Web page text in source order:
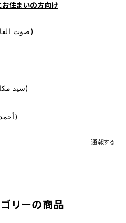
お住まいの方向け
レーベル：Sono Cairo (صوت القاهرة)
作曲：Sayed Mekawy (سيد مكاوي)
作詞：Ahmad Ramy (أحمد رامي)
通報する
リーの商品